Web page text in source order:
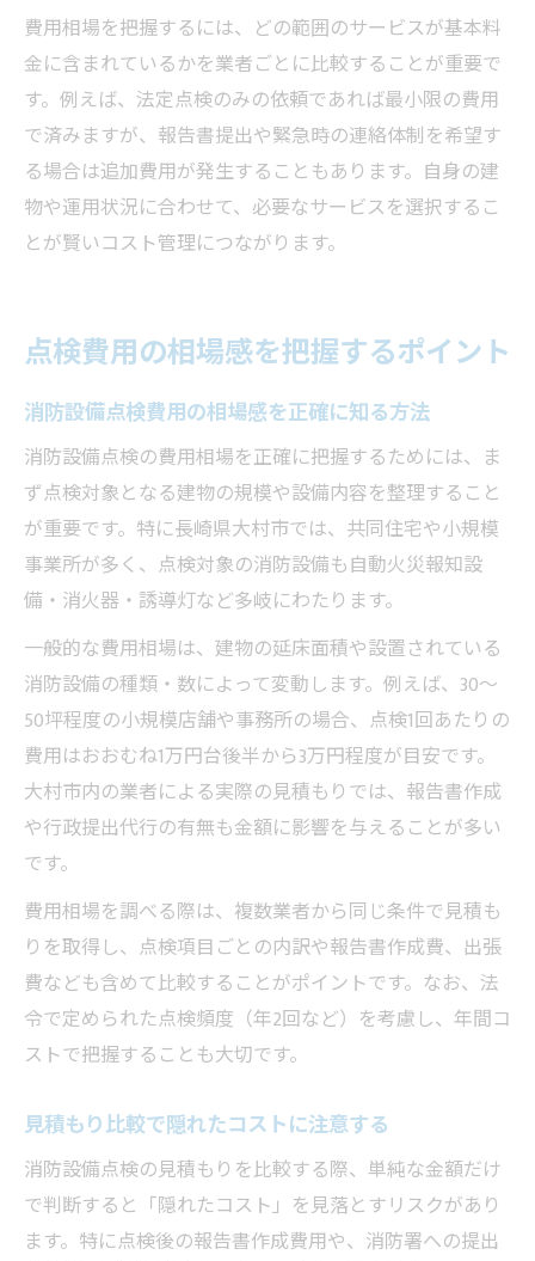
費用相場を把握するには、どの範囲のサービスが基本料
金に含まれているかを業者ごとに比較することが重要で
す。例えば、法定点検のみの依頼であれば最小限の費用
で済みますが、報告書提出や緊急時の連絡体制を希望す
る場合は追加費用が発生することもあります。自身の建
物や運用状況に合わせて、必要なサービスを選択するこ
とが賢いコスト管理につながります。
点検費用の相場感を把握するポイント
消防設備点検費用の相場感を正確に知る方法
消防設備点検の費用相場を正確に把握するためには、ま
ず点検対象となる建物の規模や設備内容を整理すること
が重要です。特に長崎県大村市では、共同住宅や小規模
事業所が多く、点検対象の消防設備も自動火災報知設
備・消火器・誘導灯など多岐にわたります。
一般的な費用相場は、建物の延床面積や設置されている
消防設備の種類・数によって変動します。例えば、30〜
50坪程度の小規模店舗や事務所の場合、点検1回あたりの
費用はおおむね1万円台後半から3万円程度が目安です。
大村市内の業者による実際の見積もりでは、報告書作成
や行政提出代行の有無も金額に影響を与えることが多い
です。
費用相場を調べる際は、複数業者から同じ条件で見積も
りを取得し、点検項目ごとの内訳や報告書作成費、出張
費なども含めて比較することがポイントです。なお、法
令で定められた点検頻度（年2回など）を考慮し、年間コ
ストで把握することも大切です。
見積もり比較で隠れたコストに注意する
消防設備点検の見積もりを比較する際、単純な金額だけ
で判断すると「隠れたコスト」を見落とすリスクがあり
ます。特に点検後の報告書作成費用や、消防署への提出